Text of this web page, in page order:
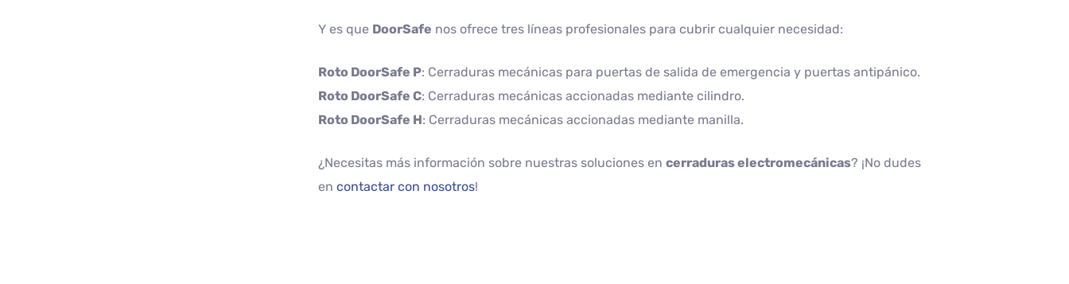
Y es que DoorSafe nos ofrece tres líneas profesionales para cubrir cualquier necesidad:
Roto DoorSafe P: Cerraduras mecánicas para puertas de salida de emergencia y puertas antipánico.
Roto DoorSafe C: Cerraduras mecánicas accionadas mediante cilindro.
Roto DoorSafe H: Cerraduras mecánicas accionadas mediante manilla.
¿Necesitas más información sobre nuestras soluciones encerraduras electromecánicas? ¡No dudes
encontactar con nosotros!